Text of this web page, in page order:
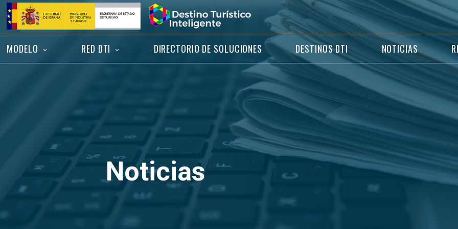
Saltar
contenido
Inicio
MODELO RED DTI DIRECTORIO DE SOLUCIONES DESTINOS DTI NOTICIAS
Noticias